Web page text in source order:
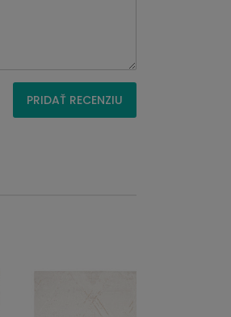
PRIDAŤ RECENZIU